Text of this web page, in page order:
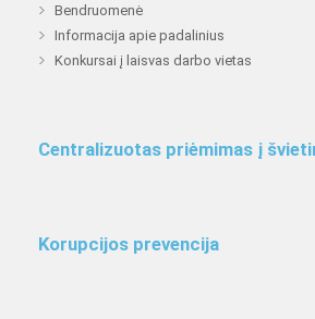
Bendruomenė
Informacija apie padalinius
Konkursai į laisvas darbo vietas
Centralizuotas priėmimas į
Korupcijos prevencija